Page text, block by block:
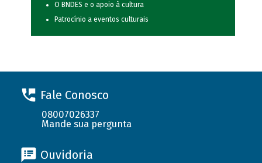
O BNDES e o apoio à cultura
Patrocínio a eventos culturais
Fale Conosco
08007026337
Mande sua pergunta
Ouvidoria